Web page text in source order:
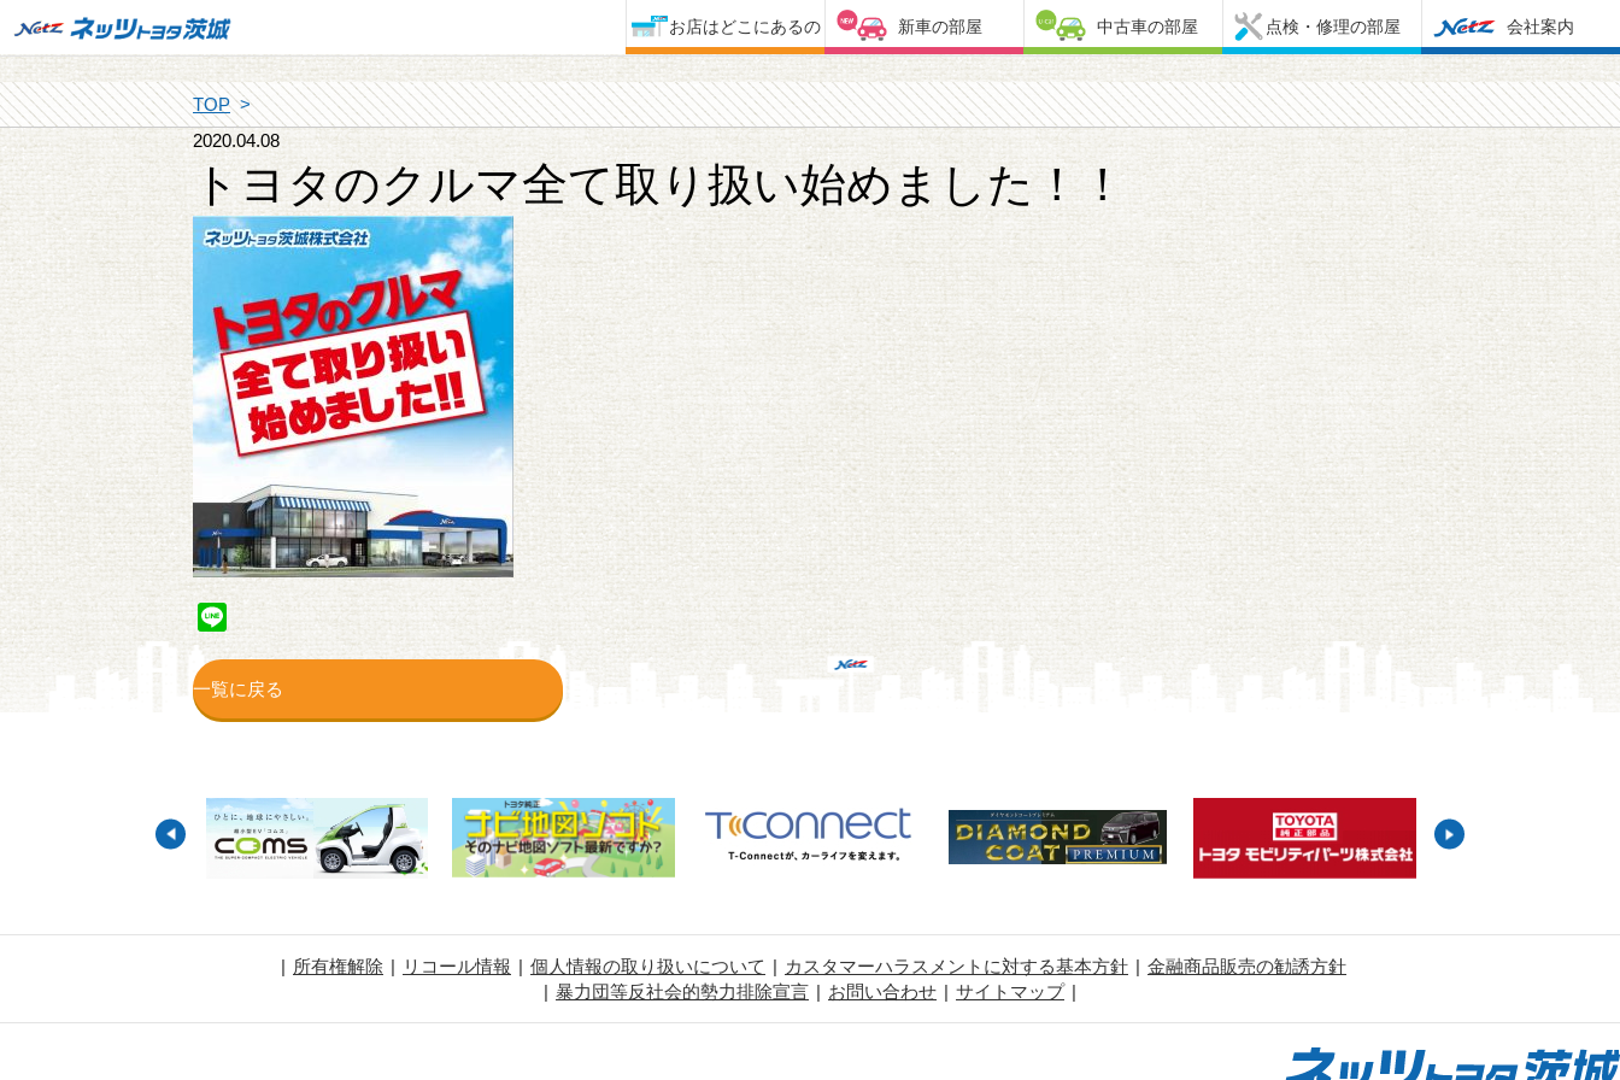
お店はどこにあるの 新車の部屋 中古車の部屋 点検・修理の部屋 会社案内
TOP
2020.04.08
トヨタのクルマ全て取り扱い始めました！！
Line
一覧に戻る
所有権解除 リコール情報 個人情報の取り扱いについて カスタマーハラスメントに対する基本方針
金融商品販売の勧誘方針
暴力団等反社会的勢力排除宣言
お問い合わせ サイトマップ